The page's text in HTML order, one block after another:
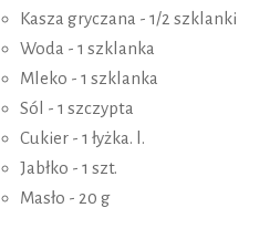
Kasza gryczana - 1/2 szklanki
Woda - 1 szklanka
Mleko - 1 szklanka
Sól - 1 szczypta
Cukier - 1 łyżka. l.
Jabłko - 1 szt.
Masło - 20 g